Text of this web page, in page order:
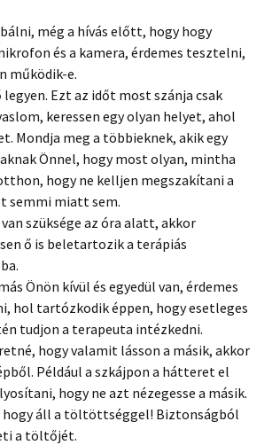
még a hívás előtt, hogy hogy
és a kamera, érdemes tesztelni,
működik-e.
legyen. Ezt az időt most szánja csak
keressen egy olyan helyet, ahol
Mondja meg a többieknek, akik egy
Önnel, hogy most olyan, mintha
hogy ne kelljen megszakítani a
semmi miatt sem.
szüksége az óra alatt, akkor
ő is beletartozik a terápiás
Önön kívül és egyedül van, érdemes
hol tartózkodik éppen, hogy esetleges
tudjon a terapeuta intézkedni.
hogy valamit lásson a másik, akkor
Például a szkájpon a hátteret el
hogy ne azt nézegesse a másik.
hogy áll a töltöttséggel! Biztonságból
a töltőjét.